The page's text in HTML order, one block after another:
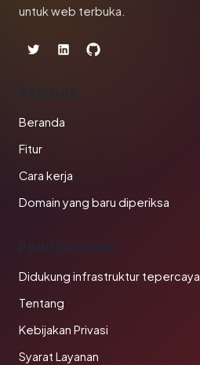
untuk web terbuka.
PRODUK
Beranda
Fitur
Cara kerja
Domain yang baru diperiksa
PERUSAHAAN
Didukung infrastruktur tepercaya
Tentang
Kebijakan Privasi
Syarat Layanan